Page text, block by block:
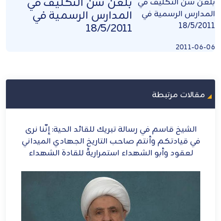
المدارس الرسمية في
18/5/2011
2011-06-06
مقالات مرتبطة
تبريك للقائد الحية: إنَّنا نرى
التاريخ الجهادي الميداني
استمراريةً للقادة الشهداء
الشيخ قاسم: إيران